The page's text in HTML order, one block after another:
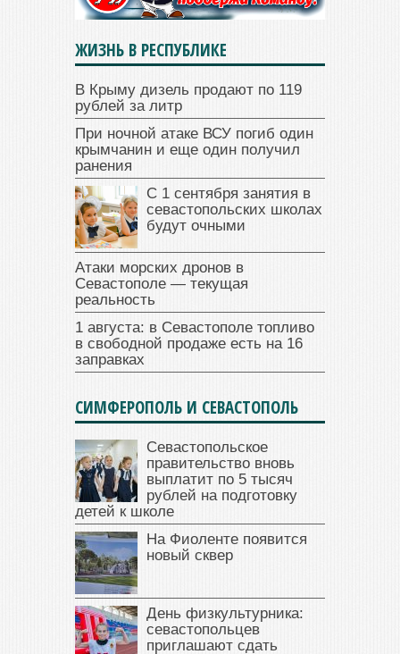
ЖИЗНЬ В РЕСПУБЛИКЕ
В Крыму дизель продают по 119
рублей за литр
При ночной атаке ВСУ погиб один
крымчанин и еще один получил
ранения
С 1 сентября занятия в
севастопольских школах
будут очными
Атаки морских дронов в
Севастополе — текущая
реальность
1 августа: в Севастополе топливо
в свободной продаже есть на 16
заправках
СИМФЕРОПОЛЬ И СЕВАСТОПОЛЬ
Севастопольское
правительство вновь
выплатит по 5 тысяч
рублей на подготовку
детей к школе
На Фиоленте появится
новый сквер
День физкультурника:
севастопольцев
приглашают сдать